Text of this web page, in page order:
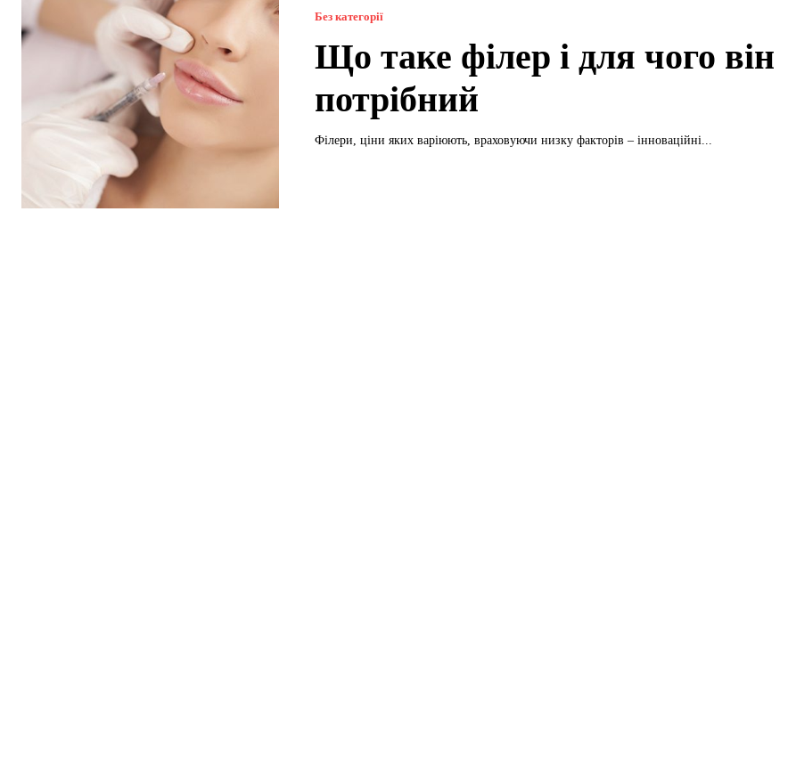
Без категорії
Що таке філер і для чого він
потрібний
Філери, ціни яких варіюють, враховуючи низку факторів – інноваційні...